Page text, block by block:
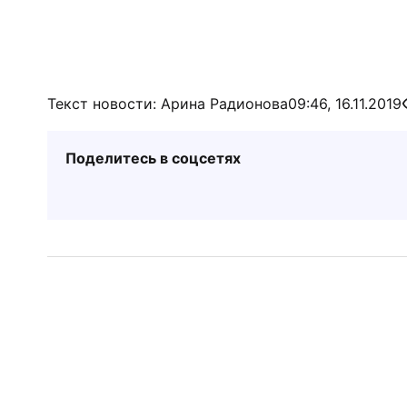
Текст новости: Арина Радионова09:46, 16.11.2019
Поделитесь в соцсетях